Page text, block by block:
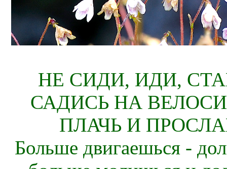
НЕ СИДИ, ИДИ,
САДИСЬ НА
ПЛАЧЬ И
Больше двигаешься -